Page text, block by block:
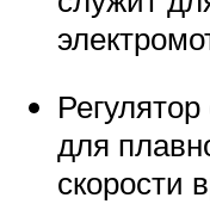
для
скорости